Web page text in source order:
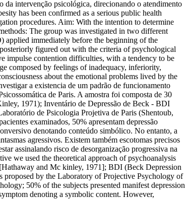
da intervenção psicológica, direcionando o atendimento
has been confirmed as a serious public health
procedures. Aim: With the intention to determine
The group was investigated in two different
applied immediately before the beginning of the
figured out with the criteria of psychological
impulse contention difficulties, with a tendency to be
composed by feelings of inadequacy, inferiority,
about the emotional problems lived by the
a existencia de um padrão de funcionamento
de Paris. A amostra foi composta de 30
1971); Inventário de Depressão de Beck - BDI
de Psicologia Projetiva de Paris (Shentoub,
examinados, 50% apresentam depressão
denotando conteúdo simbólico. No entanto, a
agressivos. Existem também escotomas precisos
assinalando risco de desorganização progressiva na
we used the theoretical approach of psychoanalysis
and Mc kinley, 1971]; BDI (Beck Depression
by the Laboratory of Projective Psychology of
50% of the subjects presented manifest depression
denoting a symbolic content. However,